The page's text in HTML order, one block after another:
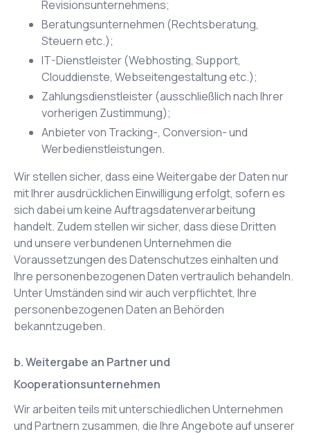
Revisionsunternehmens;
Beratungsunternehmen (Rechtsberatung,
Steuern etc.);
IT-Dienstleister (Webhosting, Support,
Clouddienste, Webseitengestaltung etc.);
Zahlungsdienstleister (ausschließlich nach Ihrer
vorherigen Zustimmung);
Anbieter von Tracking-, Conversion- und
Werbedienstleistungen.
Wir stellen sicher, dass eine Weitergabe der Daten nur
mit Ihrer ausdrücklichen Einwilligung erfolgt, sofern es
sich dabei um keine Auftragsdatenverarbeitung
handelt. Zudem stellen wir sicher, dass diese Dritten
und unsere verbundenen Unternehmen die
Voraussetzungen des Datenschutzes einhalten und
Ihre personenbezogenen Daten vertraulich behandeln.
Unter Umständen sind wir auch verpflichtet, Ihre
personenbezogenen Daten an Behörden
bekanntzugeben.
b. Weitergabe an Partner und
Kooperationsunternehmen
Wir arbeiten teils mit unterschiedlichen Unternehmen
und Partnern zusammen, die Ihre Angebote auf unserer